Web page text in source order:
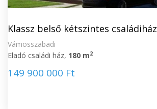
Klassz belső kétszintes családiház
Vámosszabadi
Eladó családi ház, 180 m2
149 900 000 Ft